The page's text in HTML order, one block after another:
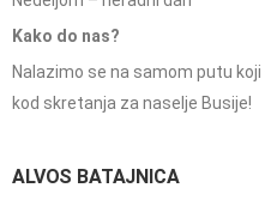
Kako do nas?
Nalazimo se na samom putu
kod skretanja za naselje Busije!
ALVOS BATAJNICA